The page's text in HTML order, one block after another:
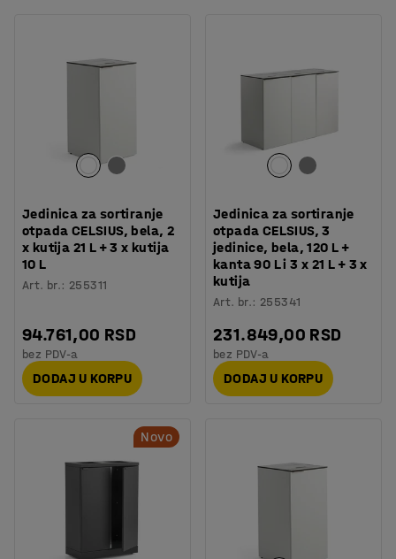
Jedinica za sortiranje
otpada CELSIUS, bela, 2
x kutija 21 L + 3 x kutija
10 L
Art. br.: 255311
94.761,00 RSD
bez PDV-a
DODAJ U KORPU
Jedinica za sortiranje
otpada CELSIUS, 3
jedinice, bela, 120 L +
kanta 90 L i 3 x 21 L + 3 x
kutija
Art. br.: 255341
231.849,00 RSD
bez PDV-a
DODAJ U KORPU
Novo